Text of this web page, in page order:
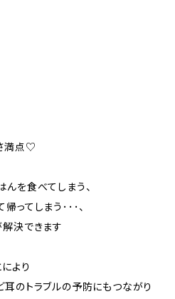
満点♡
んを食べてしまう、
ってしまう･･･、
解決できます
より
耳のトラブルの予防にもつながり